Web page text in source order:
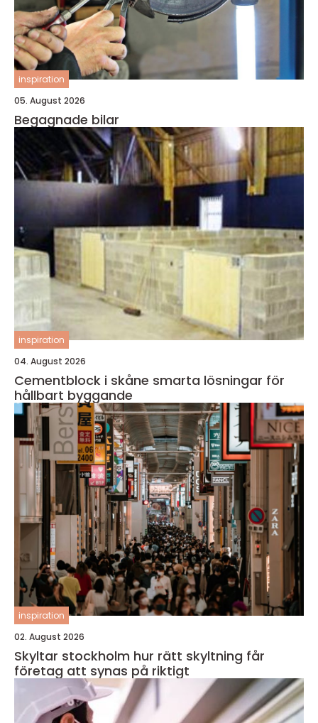
inspiration
05. August 2026
Begagnade bilar
inspiration
04. August 2026
Cementblock i skåne smarta lösningar för
hållbart byggande
inspiration
02. August 2026
Skyltar stockholm hur rätt skyltning får
företag att synas på riktigt